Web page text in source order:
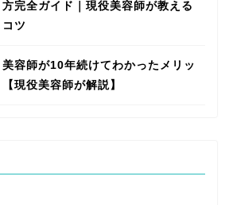
完全ガイド｜現役美容師が教える
ツ
容師が10年続けてわかったメリッ
現役美容師が解説】